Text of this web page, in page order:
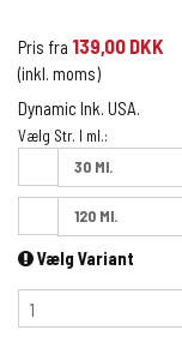
Pris fra 139,00 DKK
(inkl. moms)
Dynamic Ink. USA.
Vælg Str. I ml.:
30 Ml.
120 Ml.
Vælg Variant